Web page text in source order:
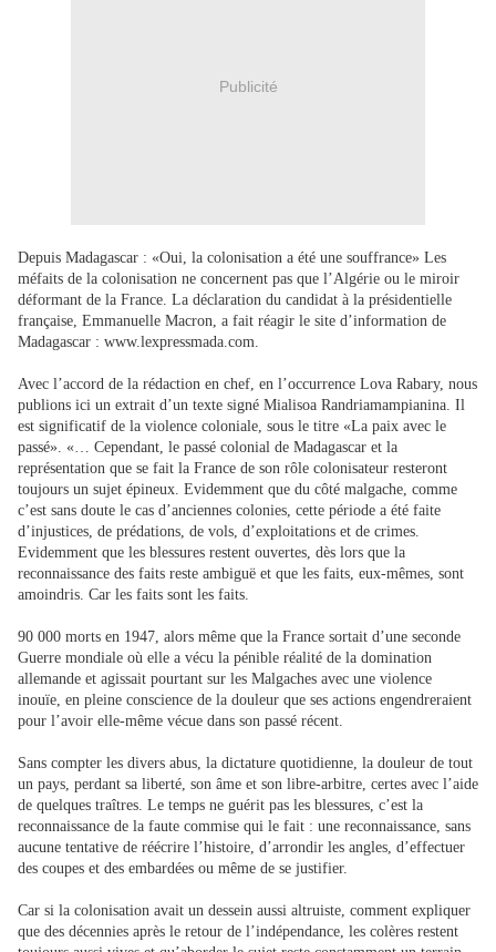
Publicité
Depuis Madagascar : «Oui, la colonisation a été une souffrance» Les
méfaits de la colonisation ne concernent pas que l’Algérie ou le miroir
déformant de la France. La déclaration du candidat à la présidentielle
française, Emmanuelle Macron, a fait réagir le site d’information de
Madagascar : www.lexpressmada.com.
Avec l’accord de la rédaction en chef, en l’occurrence Lova Rabary, nous
publions ici un extrait d’un texte signé Mialisoa Randriamampianina. Il
est significatif de la violence coloniale, sous le titre «La paix avec le
passé». «… Cependant, le passé colonial de Madagascar et la
représentation que se fait la France de son rôle colonisateur resteront
toujours un sujet épineux. Evidemment que du côté malgache, comme
c’est sans doute le cas d’anciennes colonies, cette période a été faite
d’injustices, de prédations, de vols, d’exploitations et de crimes.
Evidemment que les blessures restent ouvertes, dès lors que la
reconnaissance des faits reste ambiguë et que les faits, eux-mêmes, sont
amoindris. Car les faits sont les faits.
90 000 morts en 1947, alors même que la France sortait d’une seconde
Guerre mondiale où elle a vécu la pénible réalité de la domination
allemande et agissait pourtant sur les Malgaches avec une violence
inouïe, en pleine conscience de la douleur que ses actions engendreraient
pour l’avoir elle-même vécue dans son passé récent.
Sans compter les divers abus, la dictature quotidienne, la douleur de tout
un pays, perdant sa liberté, son âme et son libre-arbitre, certes avec l’aide
de quelques traîtres. Le temps ne guérit pas les blessures, c’est la
reconnaissance de la faute commise qui le fait : une reconnaissance, sans
aucune tentative de réécrire l’histoire, d’arrondir les angles, d’effectuer
des coupes et des embardées ou même de se justifier.
Car si la colonisation avait un dessein aussi altruiste, comment expliquer
que des décennies après le retour de l’indépendance, les colères restent